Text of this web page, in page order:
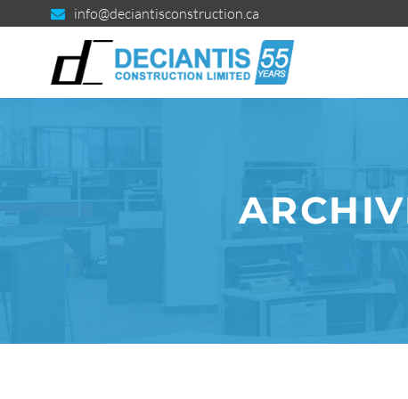
info@deciantisconstruction.ca